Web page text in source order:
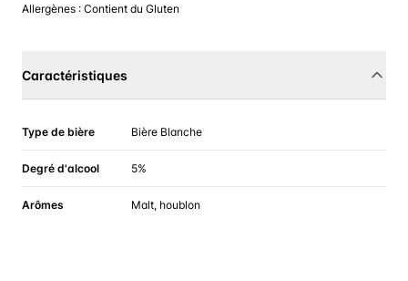
Allergènes : Contient du Gluten
Caractéristiques
Type de bière Bière Blanche
Degré d'alcool 5%
Arômes Malt, houblon